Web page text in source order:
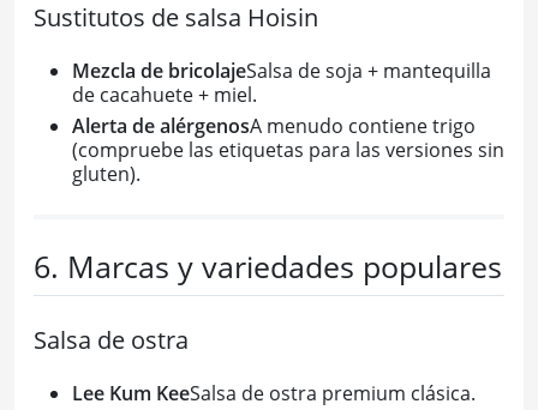
Sustitutos de salsa Hoisin
Mezcla de bricolajeSalsa de soja + mantequilla
de cacahuete + miel.
Alerta de alérgenosA menudo contiene trigo
(compruebe las etiquetas para las versiones sin
gluten).
6. Marcas y variedades populares
Salsa de ostra
Lee Kum KeeSalsa de ostra premium clásica.